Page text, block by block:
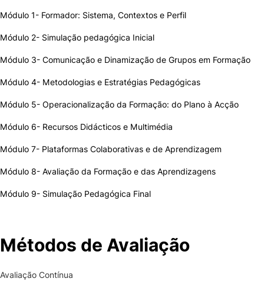
Módulo 1- Formador: Sistema, Contextos e Perfil
Módulo 2- Simulação pedagógica Inicial
Módulo 3- Comunicação e Dinamização de Grupos em Formação
Módulo 4- Metodologias e Estratégias Pedagógicas
Módulo 5- Operacionalização da Formação: do Plano à Acção
Módulo 6- Recursos Didácticos e Multimédia
Módulo 7- Plataformas Colaborativas e de Aprendizagem
Módulo 8- Avaliação da Formação e das Aprendizagens
Módulo 9- Simulação Pedagógica Final
Métodos de Avaliação
Avaliação Contínua